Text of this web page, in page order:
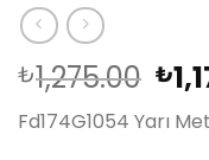
₺1,275.00 ₺
Fd174G1054 Yarı